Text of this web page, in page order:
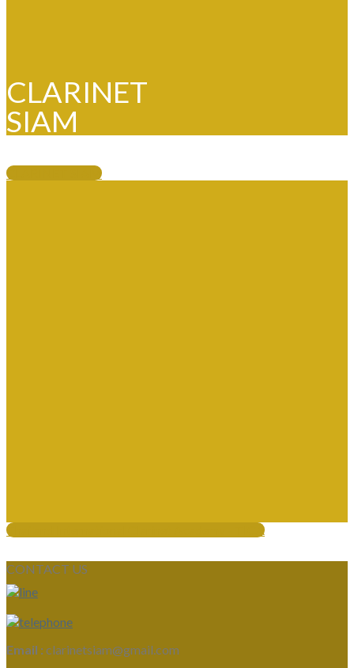
CLARINET
SIAM
CLARINET SIAM
Thailand International Clarinet Academy - TICA
CONTACT US
Email : clarinetsiam@gmail.com